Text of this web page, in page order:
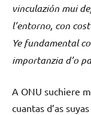
vinculazión mui
l’entorno, con
Ye fundamental
importanzia d’o
A ONU suchiere
cuantas d’as